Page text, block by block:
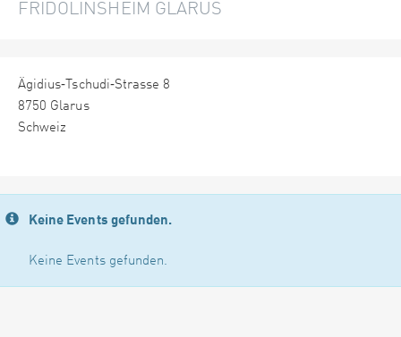
FRIDOLINSHEIM GLARUS
Ägidius‑Tschudi‑Strasse 8
8750 Glarus
Schweiz
Keine Events gefunden.
Keine Events gefunden.